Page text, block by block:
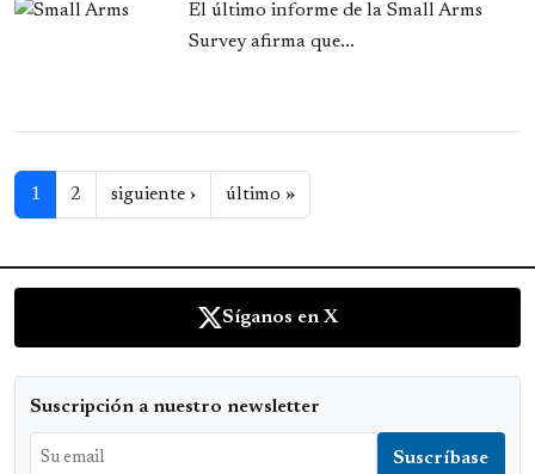
El último informe de la Small Arms
Survey afirma que...
Paginación
1 2 siguiente ›Siguiente página
último »Última página
Síganos en X
Suscripción a nuestro newsletter